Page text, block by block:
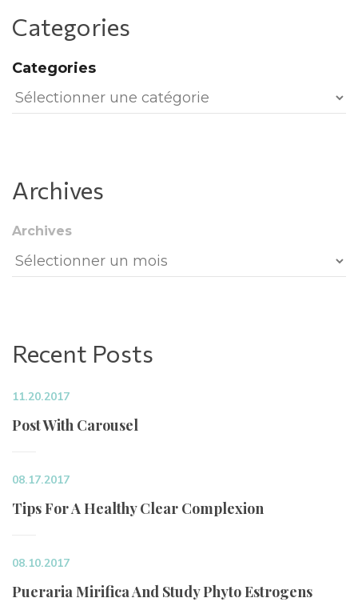
Categorie
Categorie
Archive
Archive
Recent Post
11.20.2017
Post With Carousel
08.17.2017
Tips For A Healthy Clear Complexion
08.10.2017
Pueraria Mirifica And Study Phyto Estrogen